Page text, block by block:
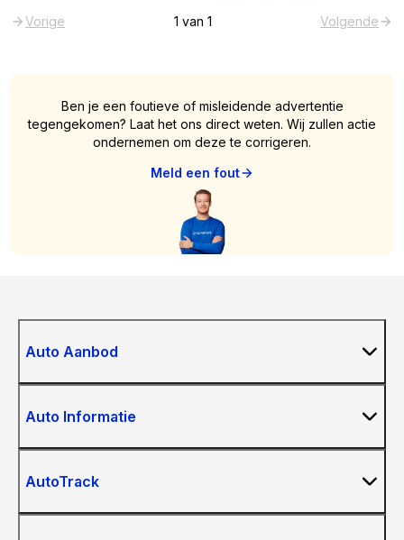
Vorige
1 van 1 Volgende
Ben je een foutieve of misleidende advertentie
tegengekomen? Laat het ons direct weten. Wij zullen actie
ondernemen om deze te corrigeren.
Meld een fout
Auto Aanbod
Auto Informatie
AutoTrack